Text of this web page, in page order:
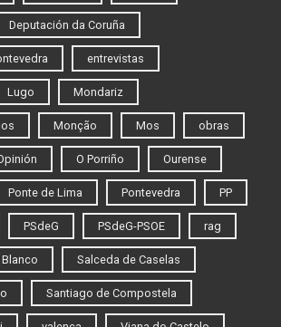
Deputación da Coruña
entrevistas
Lugo Mondariz
Monção Mos obras
O Porriño Ourense
Ponte de Lima Pontevedra PP
PSdeG PSdeG-PSOE rag
Salceda de Caselas
Santiago de Compostela